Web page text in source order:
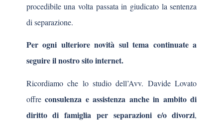
procedibile una volta passata in giudicato la sentenza
di separazione.
Per ogni ulteriore novità sul tema continuate a
seguire il nostro sito internet.
Ricordiamo che lo studio dell’Avv. Davide Lovato
offreconsulenza e assistenza anche in ambito di
diritto di famiglia per separazioni e/o divorzi,